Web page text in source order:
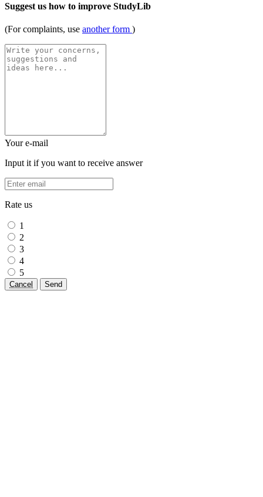
Suggest us how to improve StudyLib
(For complaints, use another form )
Your e-mail
Input it if you want to receive answer
Rate us
1
2
3
4
5
Cancel Send